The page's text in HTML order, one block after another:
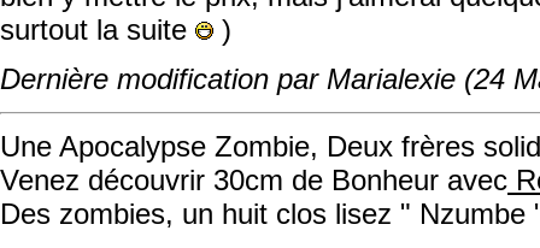
surtout la suite
)
Dernière modification par Marialexie (24
Une Apocalypse Zombie, Deux frères
Venez découvrir 30cm de Bonheur avec
Des zombies, un huit clos lisez " Nzumbe